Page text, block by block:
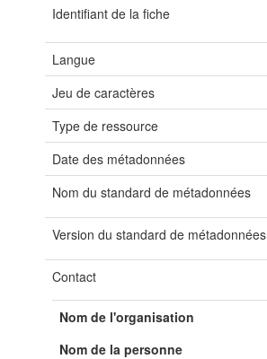
Identifiant de la fiche
Langue
Jeu de caractères
Type de ressource
Date des métadonnées
Nom du standard de métadonnées
Version du standard de métadonnées
Contact
Nom de l'organisation
Nom de la personne